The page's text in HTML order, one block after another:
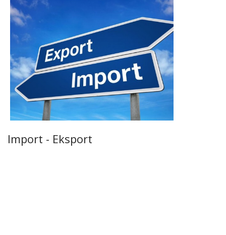
Import - Eksport